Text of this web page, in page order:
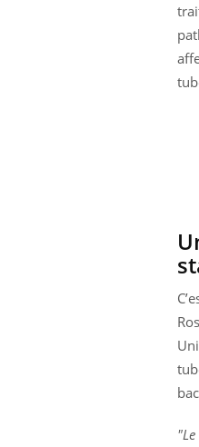
patients